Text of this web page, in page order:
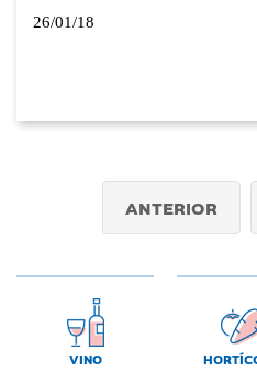
26/01/18
ANTERIOR
VINO